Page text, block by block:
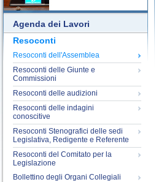
Agenda dei Lavori
Resoconti
Resoconti dell'Assemblea
Resoconti delle Giunte e
Commissioni
Resoconti delle audizioni
Resoconti delle indagini
conoscitive
Resoconti Stenografici delle sedi
Legislativa, Redigente e Referente
Resoconti del Comitato per la
Legislazione
Bollettino degli Organi Collegiali